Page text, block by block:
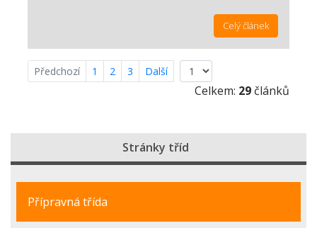
Celý článek
Předchozí 1 2 3 Další
Celkem: 29 článků
Stránky tříd
Přípravná třída